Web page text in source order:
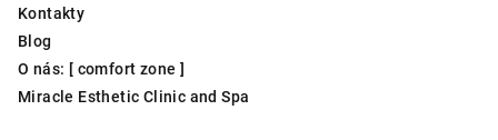
Kontakty
Blog
O nás: [ comfort zone ]
Miracle Esthetic Clinic and Spa